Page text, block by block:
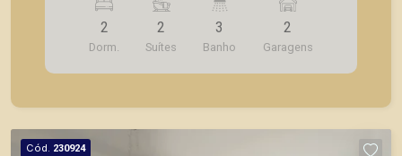
Lavanderia; - 2 vagas de garagem. A Piramid tem
como objetivo atender seus clientes com
agilidade e segurança, em locação, vendas de
imóveis prontos, usados ou mesmo nos
2
Dorm.
2
Suítes
3
Banho
2
Garagens
Cód. 230924